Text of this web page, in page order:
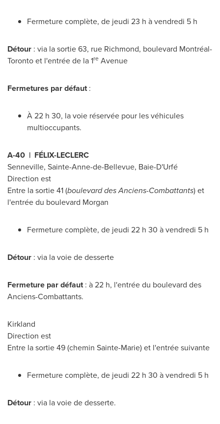
Fermeture complète, de jeudi 23 h à vendredi 5 h
Détour : via la sortie 63, rue Richmond, boulevard Montréal-
Torontoet l'entrée de la 1re Avenue
Fermetures par défaut:
À 22 h 30, la voie réservée pour les véhicules
multioccupants.
A-40 | FÉLIX-LECLERC
Senneville, Sainte-Anne-de-Bellevue, Baie-D'Urfé
Direction est
Entre la sortie 41 (boulevard des Anciens-Combattants) et
l'entrée du boulevard Morgan
Fermeture complète, de jeudi 22 h 30 à vendredi 5 h
Détour : via la voie de desserte
Fermeture par défaut: à 22 h, l'entrée du boulevard des
Anciens-Combattants.
Kirkland
Direction est
Entre la sortie 49 (chemin Sainte-Marie) et l'entrée suivante
Fermeture complète, de jeudi 22 h 30 à vendredi 5 h
Détour : via la voie de desserte.